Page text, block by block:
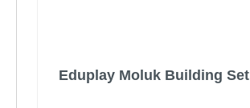
Eduplay Moluk Building Set